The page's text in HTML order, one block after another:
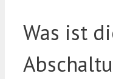
Was ist